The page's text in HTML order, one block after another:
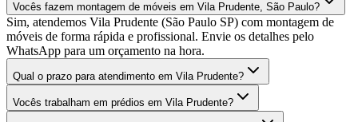
Vocês fazem montagem de móveis em Vila Prudente, São Paulo?
Sim, atendemos Vila Prudente (São Paulo SP) com montagem de
móveis de forma rápida e profissional. Envie os detalhes pelo
WhatsApp para um orçamento na hora.
Qual o prazo para atendimento em Vila Prudente?
Vocês trabalham em prédios em Vila Prudente?